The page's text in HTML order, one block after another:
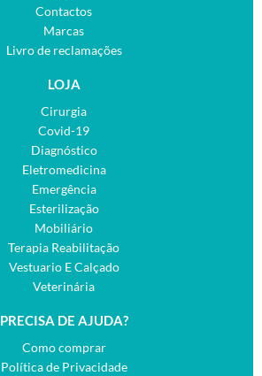
Contactos
Marcas
Livro de reclamações
LOJA
Cirurgia
Covid-19
Diagnóstico
Eletromedicina
Emergência
Esterilização
Mobiliário
Terapia Reabilitação
Vestuario E Calçado
Veterinária
PRECISA DE AJUDA?
Como comprar
Política de Privacidade